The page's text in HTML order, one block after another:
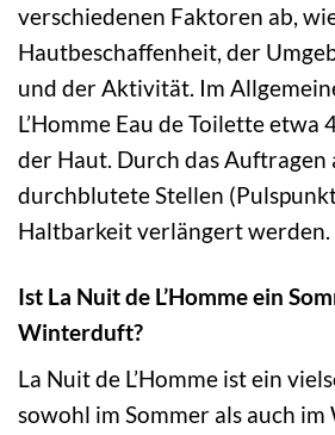
verschiedenen Faktoren ab,
Hautbeschaffenheit, der
und der Aktivität. Im
L’Homme Eau de Toilette etwa
der Haut. Durch das Auftragen
durchblutete Stellen
Haltbarkeit verlängert werden.
Ist La Nuit de L’Homme ein
Winterduft?
La Nuit de L’Homme ist ein
sowohl im Sommer als auch